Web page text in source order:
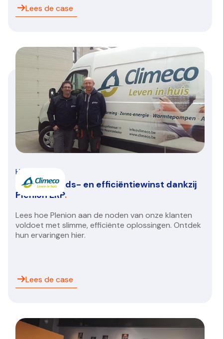
Lees de case
HVAC/R
Climeco: Tijds- en efficiëntiewinst dankzij
Plenion ERP.
Lees hoe Plenion aan de noden van onze klanten
voldoet met slimme, efficiënte oplossingen. Ontdek
hun ervaringen hier.
Lees de case